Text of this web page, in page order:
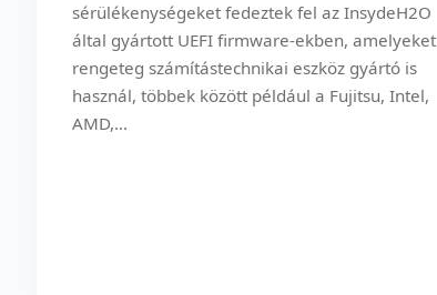
sérülékenységeket fedeztek fel az InsydeH2O
által gyártott UEFI firmware-ekben, amelyeket
rengeteg számítástechnikai eszköz gyártó is
használ, többek között például a Fujitsu, Intel,
AMD,...